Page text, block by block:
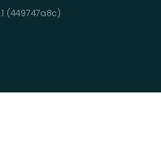
(449747a8c)